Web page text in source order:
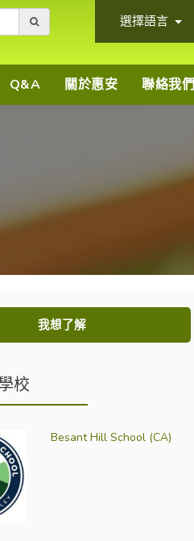
選擇語言
Q&A 關於惠安 聯絡我們
我想了解
校
Besant Hill School (CA)